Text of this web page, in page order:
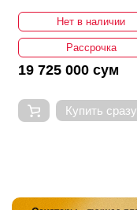
Нет в наличии
Рассрочка
19 725 000 сум
Купить сразу